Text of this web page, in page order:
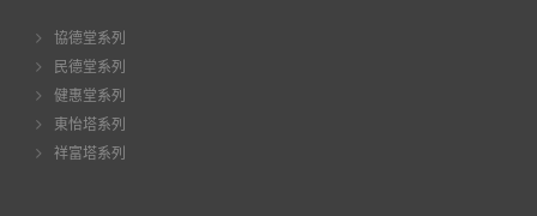
協德堂系列
民德堂系列
健惠堂系列
東怡塔系列
祥富塔系列